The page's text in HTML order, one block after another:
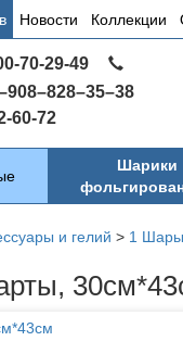
Новости Коллекции
70-29-49
60-72
Шарики
и гелий > 1